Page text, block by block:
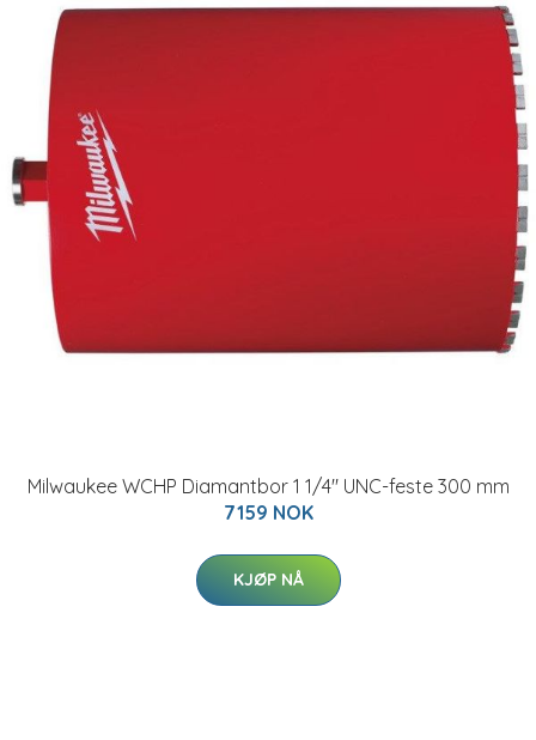
Milwaukee WCHP Diamantbor 1 1/4" UNC-feste 300 mm
7159 NOK
KJØP NÅ